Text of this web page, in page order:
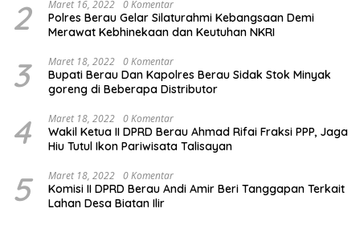
2 Maret 16, 2022 0 Komentar
Polres Berau Gelar Silaturahmi Kebangsaan Demi
Merawat Kebhinekaan dan Keutuhan NKRI
3 Maret 18, 2022 0 Komentar
Bupati Berau Dan Kapolres Berau Sidak Stok Minyak
goreng di Beberapa Distributor
4 Maret 18, 2022 0 Komentar
Wakil Ketua II DPRD Berau Ahmad Rifai Fraksi PPP, Jaga
Hiu Tutul Ikon Pariwisata Talisayan
5 Maret 18, 2022 0 Komentar
Komisi II DPRD Berau Andi Amir Beri Tanggapan Terkait
Lahan Desa Biatan Ilir